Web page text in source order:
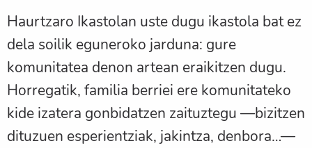
Haurtzaro Ikastolan uste dugu ikastola bat ez
dela soilik eguneroko jarduna: gure
komunitatea denon artean eraikitzen dugu.
Horregatik, familia berriei ere komunitateko
kide izatera gonbidatzen zaituztegu —bizitzen
dituzuen esperientziak, jakintza, denbora…—